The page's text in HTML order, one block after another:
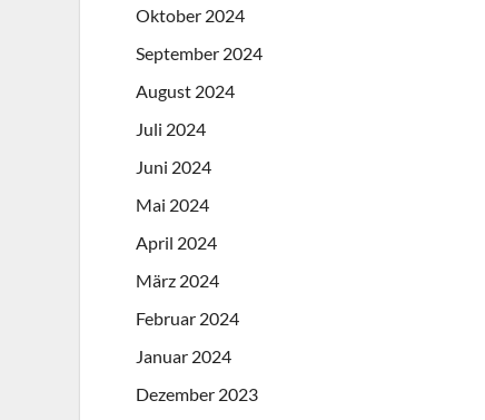
Oktober 2024
September 2024
August 2024
Juli 2024
Juni 2024
Mai 2024
April 2024
März 2024
Februar 2024
Januar 2024
Dezember 2023